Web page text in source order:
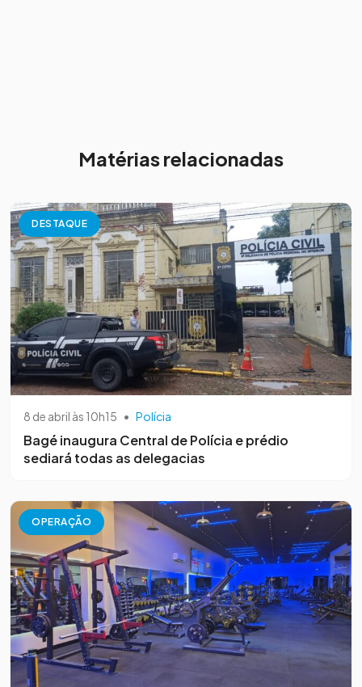
Matérias relacionadas
DESTAQUE
8 de abril às 10h15 • Polícia
Bagé inaugura Central de Polícia e prédio
sediará todas as delegacias
OPERAÇÃO